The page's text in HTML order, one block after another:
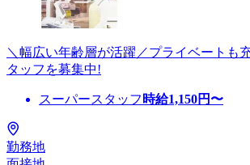
＼幅広い年齢層が活躍／プライベートも
タッフを募集中!
スーパースタッフ 時給1,150円〜
勤務地